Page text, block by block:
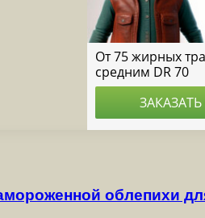
облепихи